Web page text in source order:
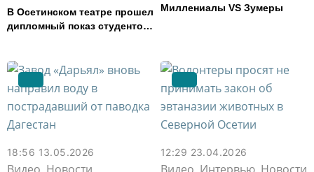
В Осетинском театре прошел
дипломный показ студентов
Миллениалы VS Зумеры
18:56 13.05.2026
Видео, Новости
12:29 23.04.2026
Видео, Интервью, Новости